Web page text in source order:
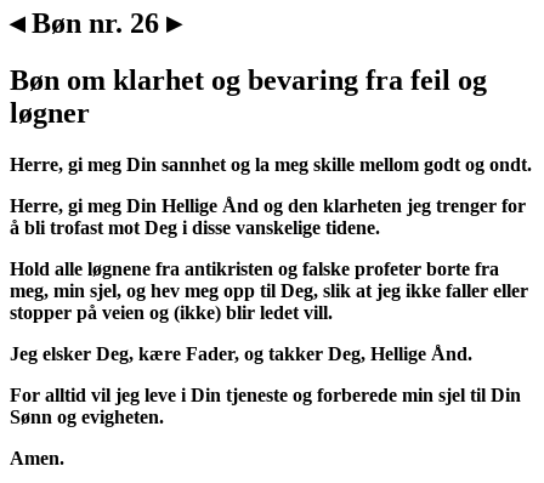
◂ Bøn nr. 26 ▸
Bøn om klarhet og bevaring fra feil og
løgner
Herre, gi meg Din sannhet og la meg skille mellom godt og ondt.
Herre, gi meg Din Hellige Ånd og den klarheten jeg trenger for
å bli trofast mot Deg i disse vanskelige tidene.
Hold alle løgnene fra antikristen og falske profeter borte fra
meg, min sjel, og hev meg opp til Deg, slik at jeg ikke faller eller
stopper på veien og (ikke) blir ledet vill.
Jeg elsker Deg, kære Fader, og takker Deg, Hellige Ånd.
For alltid vil jeg leve i Din tjeneste og forberede min sjel til Din
Sønn og evigheten.
Amen.